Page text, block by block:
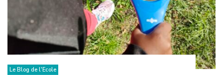
Le Blog de l'Ecole